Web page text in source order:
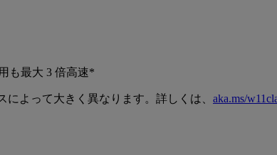
も​最大 3 倍高速*
によって大きく異なります。詳しくは、 aka.ms/